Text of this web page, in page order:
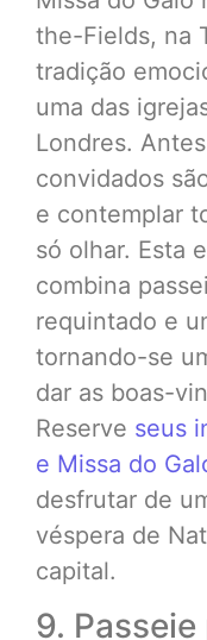
the-Fields, na
tradição
uma das
Londres.
convidados
e contemplar
só olhar. Esta
combina
requintado e
tornando-se
dar as boas-
Reserve seus
e Missa do
desfrutar de
véspera de
capital.
9. Passeie